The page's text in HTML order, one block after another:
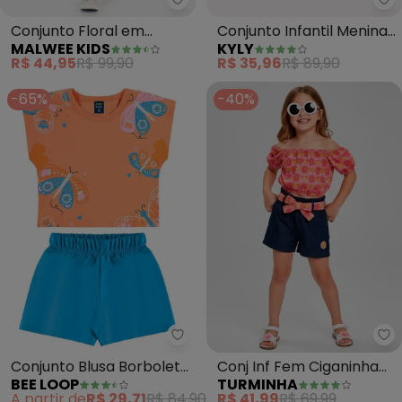
Malwee Kids - Conjunto Floral
Conjunto Floral em
Cotton (Azul)
MALWEE KIDS
R$ 44,95R$ 99,90
Conjunto Infantil Menina
Smile (Laranja)
KYLY
R$ 35,96R$ 89,90
-65%
Bee Loop - Conjunto Blusa
Conjunto Blusa Borboleta
e Short (Laranja)
BEE LOOP
-40%
Conj Inf Fem Ciganinha
(Laranja)
TURMINHA